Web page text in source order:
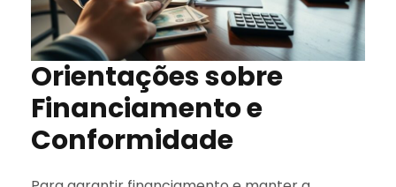
Orientações sobre
Financiamento e
Conformidade